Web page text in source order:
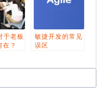
于老板
在？
敏捷开发的常见
误区